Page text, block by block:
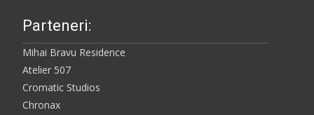
Parteneri:
Mihai Bravu Residence
Atelier 507
Cromatic Studios
Chronax